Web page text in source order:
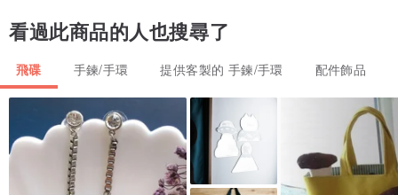
我可以實現您的任何想法——只需透過聯絡表單寄一封信描述您的願
尺寸：高 2.6 公分，寬：2.6 公分。重量：3.4 克。
UFO 手鍊亦可選用 585 純金或鍍金材質製作。
購買後，請在備註中告知您的手腕圍度，以便為您客製化。
請注意！對於標示「缺貨」的材質，製作時間為 1-2 週！請聯絡我以
確認購買機會！
看過此商品的人也搜尋了
飛碟 手鍊/手環 提供客製的 手鍊/手環 配件飾品